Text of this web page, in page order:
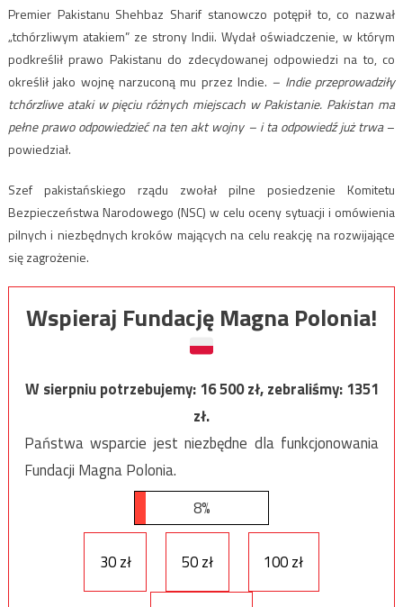
Premier Pakistanu Shehbaz Sharif stanowczo potępił to, co nazwał
„tchórzliwym atakiem” ze strony Indii. Wydał oświadczenie, w którym
podkreślił prawo Pakistanu do zdecydowanej odpowiedzi na to, co
określił jako wojnę narzuconą mu przez Indie. – Indie przeprowadziły
tchórzliwe ataki w pięciu różnych miejscach w Pakistanie. Pakistan ma
pełne prawo odpowiedzieć na ten akt wojny – i ta odpowiedź już trwa–
powiedział.
Szef pakistańskiego rządu zwołał pilne posiedzenie Komitetu
Bezpieczeństwa Narodowego (NSC) w celu oceny sytuacji i omówienia
pilnych i niezbędnych kroków mających na celu reakcję na rozwijające
się zagrożenie.
Wspieraj Fundację Magna Polonia!
W sierpniu potrzebujemy:16 500zł, zebraliśmy:1351
zł.
Państwa wsparcie jest niezbędne dla funkcjonowania
Fundacji Magna Polonia.
8%
30 zł 50 zł 100 zł